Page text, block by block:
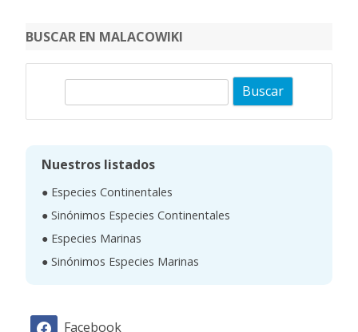
BUSCAR EN MALACOWIKI
Nuestros listados
● Especies Continentales
● Sinónimos Especies Continentales
● Especies Marinas
● Sinónimos Especies Marinas
Facebook